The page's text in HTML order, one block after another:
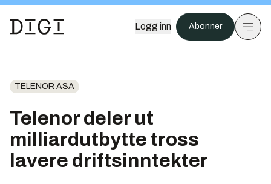
Logg inn Abonner
TELENOR ASA
Telenor deler ut
milliardutbytte tross
lavere driftsinntekter